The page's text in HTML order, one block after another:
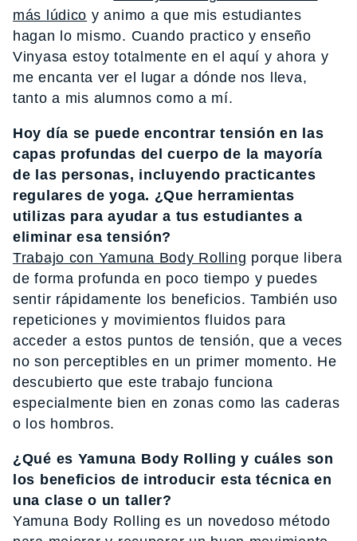
más lúdico y animo a que mis estudiantes
hagan lo mismo. Cuando practico y enseño
Vinyasa estoy totalmente en el aquí y ahora y
me encanta ver el lugar a dónde nos lleva,
tanto a mis alumnos como a mí.
Hoy día se puede encontrar tensión en las
capas profundas del cuerpo de la mayoría
de las personas, incluyendo practicantes
regulares de yoga. ¿Que herramientas
utilizas para ayudar a tus estudiantes a
eliminar esa tensión?
Trabajo con Yamuna Body Rolling porque libera
de forma profunda en poco tiempo y puedes
sentir rápidamente los beneficios. También uso
repeticiones y movimientos fluidos para
acceder a estos puntos de tensión, que a veces
no son perceptibles en un primer momento. He
descubierto que este trabajo funciona
especialmente bien en zonas como las caderas
o los hombros.
¿Qué es Yamuna Body Rolling y cuáles son
los beneficios de introducir esta técnica en
una clase o un taller?
Yamuna Body Rolling es un novedoso método